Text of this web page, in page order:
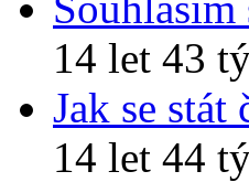
14 let 43
Jak se stát
14 let 44